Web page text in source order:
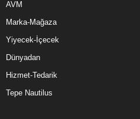
AVM
Marka-Mağaza
Yiyecek-İçecek
Dünyadan
Hizmet-Tedarik
Tepe Nautilus